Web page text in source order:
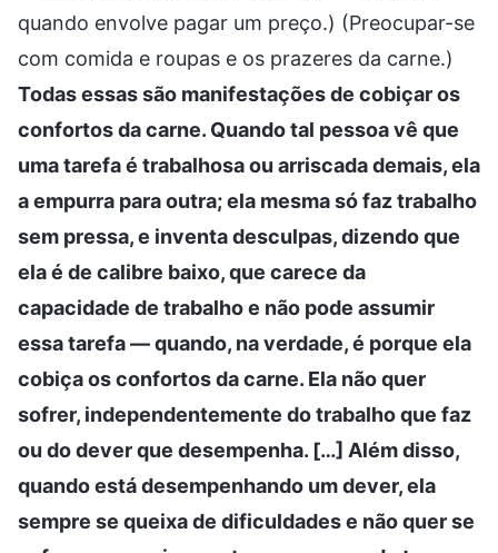
quando envolve pagar um preço.) (Preocupar-se
com comida e roupas e os prazeres da carne.)
Todas essas são manifestações de cobiçar os
confortos da carne. Quando tal pessoa vê que
uma tarefa é trabalhosa ou arriscada demais, ela
a empurra para outra; ela mesma só faz trabalho
sem pressa, e inventa desculpas, dizendo que
ela é de calibre baixo, que carece da
capacidade de trabalho e não pode assumir
essa tarefa — quando, na verdade, é porque ela
cobiça os confortos da carne. Ela não quer
sofrer, independentemente do trabalho que faz
ou do dever que desempenha. […] Além disso,
quando está desempenhando um dever, ela
sempre se queixa de dificuldades e não quer se